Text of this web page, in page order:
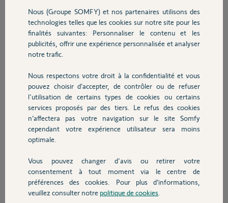
Sécurité
Domotique
Chauffage
Autres produits
Devis avec un pro
Contact
dimensions de mon
ouverture et hauteur de
linteau j’ai maximum 19
cm. Je voudrai savoir si
cela est suffisant pour installer un moteur Dexxo compact rts. Merci
Merci,
Gérard
il y a environ un mois
Participer au fil de discussion
Réponses
Nous (Groupe SOMFY) et nos partenaires utilisons des
technologies telles que les cookies sur notre site pour les
finalités suivantes: Personnaliser le contenu et les
publicités, offrir une expérience personnalisée et analyser
notre trafic.
Nous respectons votre droit à la confidentialité et vous
pouvez choisir d’accepter, de contrôler ou de refuser
l'utilisation de certains types de cookies ou certains
services proposés par des tiers. Le refus des cookies
n’affectera pas votre navigation sur le site Somfy
cependant votre expérience utilisateur sera moins
optimale.
Vous pouvez changer d'avis ou retirer votre
consentement à tout moment via le centre de
préférences des cookies. Pour plus d’informations,
veuillez consulter notre politique de cookies